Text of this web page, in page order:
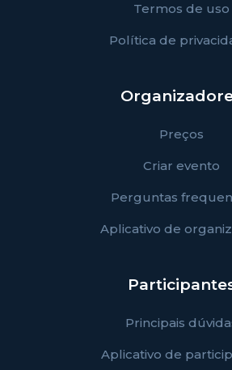
Termos de uso
Política de
Preços
Criar evento
Perguntas
Aplicativo de
Principais
Aplicativo de